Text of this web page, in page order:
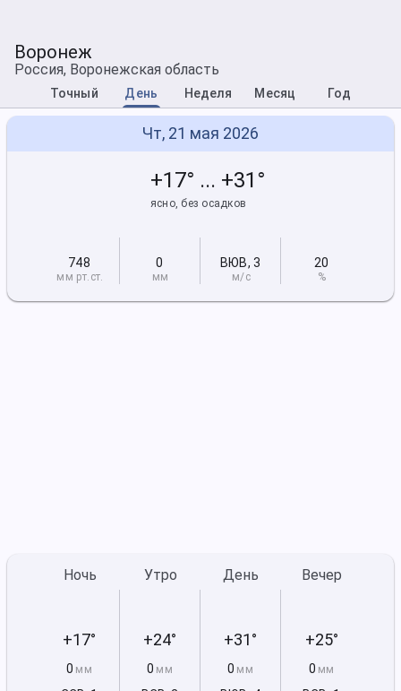
Воронеж
Россия, Воронежская область
Точный День Неделя Месяц Год
Чт, 21 мая 2026
+17° ... +31°
ясно, без осадков
748
мм рт.ст.
0
мм
ВЮВ, 3
м/с
20
%
Ночь
+17°
0 мм
Утро
+24°
0 мм
День
+31°
0 мм
Вечер
+25°
0 мм